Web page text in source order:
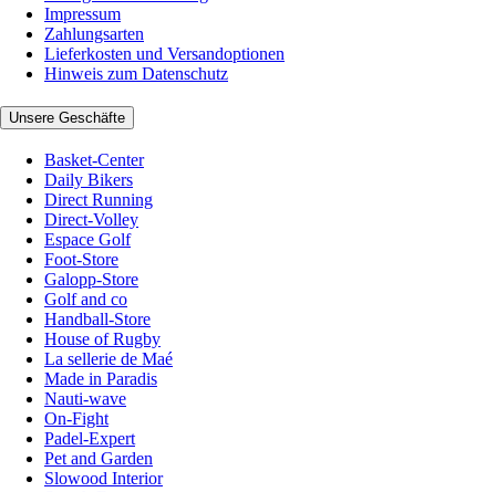
Impressum
Zahlungsarten
Lieferkosten und Versandoptionen
Hinweis zum Datenschutz
Unsere Geschäfte
Basket-Center
Daily Bikers
Direct Running
Direct-Volley
Espace Golf
Foot-Store
Galopp-Store
Golf and co
Handball-Store
House of Rugby
La sellerie de Maé
Made in Paradis
Nauti-wave
On-Fight
Padel-Expert
Pet and Garden
Slowood Interior